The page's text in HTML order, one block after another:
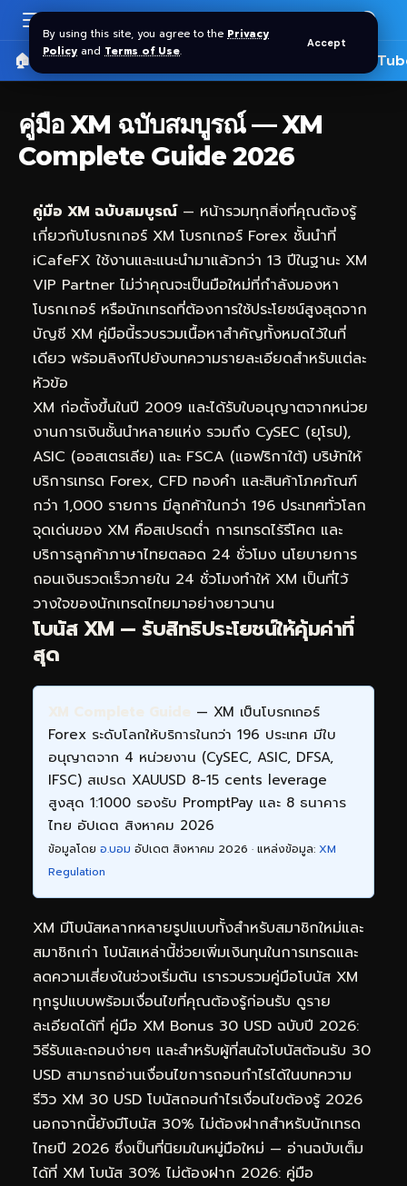
By using this site, you agree to the Privacy
Policy and Terms of Use.
Accept
🏠 หน้าแรก ราคาทอง SPDR 🎬
คู่มือ XM ฉบับสมบูรณ์ — XM
Complete Guide 2026
คู่มือ XM ฉบับสมบูรณ์— หน้ารวมทุกสิ่งที่คุณต้องรู้
เกี่ยวกับโบรกเกอร์ XM โบรกเกอร์ Forex ชั้นนำที่
iCafeFX ใช้งานและแนะนำมาแล้วกว่า 13 ปีในฐานะ XM
VIP Partner ไม่ว่าคุณจะเป็นมือใหม่ที่กำลังมองหา
โบรกเกอร์ หรือนักเทรดที่ต้องการใช้ประโยชน์สูงสุดจาก
บัญชี XM คู่มือนี้รวบรวมเนื้อหาสำคัญทั้งหมดไว้ในที่
เดียว พร้อมลิงก์ไปยังบทความรายละเอียดสำหรับแต่ละ
หัวข้อ
XM ก่อตั้งขึ้นในปี 2009 และได้รับใบอนุญาตจากหน่วย
งานการเงินชั้นนำหลายแห่ง รวมถึง CySEC (ยุโรป),
ASIC (ออสเตรเลีย) และ FSCA (แอฟริกาใต้) บริษัทให้
บริการเทรด Forex, CFD ทองคำ และสินค้าโภคภัณฑ์
กว่า 1,000 รายการ มีลูกค้าในกว่า 196 ประเทศทั่วโลก
จุดเด่นของ XM คือสเปรดต่ำ การเทรดไร้รีโคต และ
บริการลูกค้าภาษาไทยตลอด 24 ชั่วโมง นโยบายการ
ถอนเงินรวดเร็วภายใน 24 ชั่วโมงทำให้ XM เป็นที่ไว้
วางใจของนักเทรดไทยมาอย่างยาวนาน
โบนัส XM — รับสิทธิประโยชน์ให้คุ้มค่าที่
สุด
XM Complete Guide — XM เป็นโบรกเกอร์
Forex ระดับโลกให้บริการในกว่า 196 ประเทศ มีใบ
อนุญาตจาก 4 หน่วยงาน (CySEC, ASIC, DFSA,
IFSC) สเปรด XAUUSD 8-15 cents leverage
สูงสุด 1:1000 รองรับ PromptPay และ 8 ธนาคาร
ไทย อัปเดต สิงหาคม 2026
ข้อมูลโดย อ.บอม อัปเดต สิงหาคม 2026 · แหล่งข้อมูล: XM
Regulation
XM มีโบนัสหลากหลายรูปแบบทั้งสำหรับสมาชิกใหม่และ
สมาชิกเก่า โบนัสเหล่านี้ช่วยเพิ่มเงินทุนในการเทรดและ
ลดความเสี่ยงในช่วงเริ่มต้น เรารวบรวมคู่มือโบนัส XM
ทุกรูปแบบพร้อมเงื่อนไขที่คุณต้องรู้ก่อนรับ ดูราย
ละเอียดได้ที่ คู่มือ XM Bonus 30 USD ฉบับปี 2026:
วิธีรับและถอนง่ายๆ และสำหรับผู้ที่สนใจโบนัสต้อนรับ 30
USD สามารถอ่านเงื่อนไขการถอนกำไรได้ในบทความ
รีวิว XM 30 USD โบนัสถอนกำไรเงื่อนไขต้องรู้ 2026
นอกจากนี้ยังมีโบนัส 30% ไม่ต้องฝากสำหรับนักเทรด
ไทยปี 2026 ซึ่งเป็นที่นิยมในหมู่มือใหม่ — อ่านฉบับเต็ม
ได้ที่ XM โบนัส 30% ไม่ต้องฝาก 2026: คู่มือ